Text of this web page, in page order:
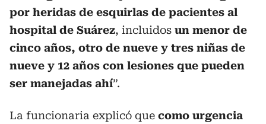
por heridas de esquirlas de pacientes al
hospital de Suárez, incluidos un menor de
cinco años, otro de nueve y tres niñas de
nueve y 12 años con lesiones que pueden
ser manejadas ahí”.
La funcionaria explicó que como urgencia